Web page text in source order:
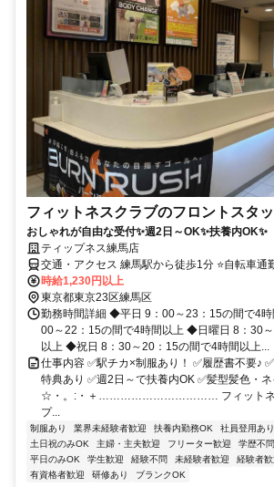
フィットネスクラブのフロントスタ
おしゃれが自由な受付✨週2日～OK✨扶養内OK✨
ティップネス練馬店
交通・アクセス 練馬駅から徒歩1分 ⭐自転車通
時給1,230円以上
東京都東京23区練馬区
勤務時間詳細 ◆平日 9：00～23：15の間で4
00～22：15の間で4時間以上 ◆日曜日 8：30
以上 ◆祝日 8：30～20：15の間で4時間以上...
仕事内容 ✅駅チカ×制服あり！ ✅履歴書不要♪
特典あり ✅週2日～で扶養内OK ✅髪型髪色・
☆・。:・＋…………………………… フィットネス
プ...
制服あり 業界未経験者歓迎 扶養内勤務OK 社員登用あり
土日祝のみOK
主婦・主夫歓迎 フリーター歓迎 学歴不問
平日のみOK
学生歓迎 経験不問 未経験者歓迎 経験者歓
有資格者歓迎
研修あり ブランクOK